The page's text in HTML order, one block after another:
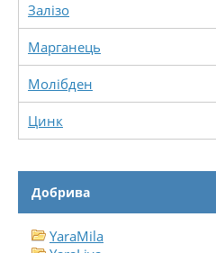
Залізо
Марганець
Молібден
Цинк
Добрива
YaraMila